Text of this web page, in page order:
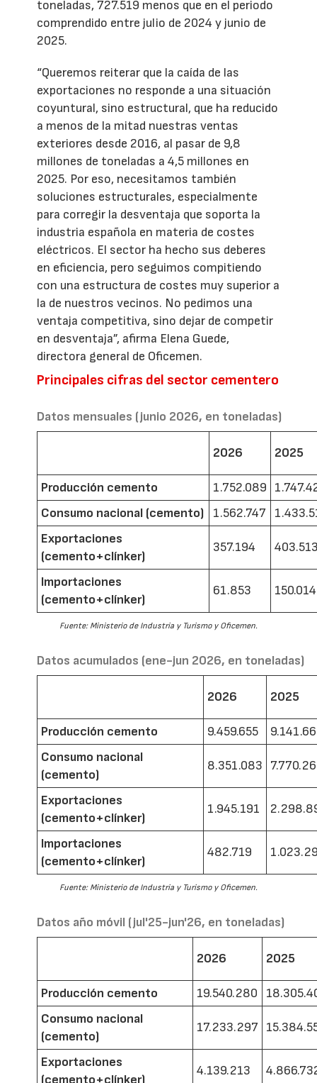
toneladas, 727.519 menos que en el periodo
comprendido entre julio de 2024 y junio de
2025.
“Queremos reiterar que la caída de las
exportaciones no responde a una situación
coyuntural, sino estructural, que ha reducido
a menos de la mitad nuestras ventas
exteriores desde 2016, al pasar de 9,8
millones de toneladas a 4,5 millones en
2025. Por eso, necesitamos también
soluciones estructurales, especialmente
para corregir la desventaja que soporta la
industria española en materia de costes
eléctricos. El sector ha hecho sus deberes
en eficiencia, pero seguimos compitiendo
con una estructura de costes muy superior a
la de nuestros vecinos. No pedimos una
ventaja competitiva, sino dejar de competir
en desventaja”, afirma Elena Guede,
directora general de Oficemen.
Principales cifras del sector cementero
Datos mensuales (junio 2026, en toneladas)
2026 2025
Producción cemento 1.752.089
Consumo nacional (cemento)
1.562.747
Exportaciones
(cemento+clínker)
357.194
Importaciones
(cemento+clínker)
61.853 150.014
Fuente: Ministerio de Industria y Turismo y Oficemen.
Datos acumulados (ene-jun 2026, en toneladas)
2026 2025
Producción cemento 9.459.655
Consumo nacional
(cemento)
8.351.083
Exportaciones
(cemento+clínker)
1.945.191
Importaciones
(cemento+clínker)
482.719
Fuente: Ministerio de Industria y Turismo y Oficemen.
Datos año móvil (jul'25-jun'26, en toneladas)
2026 2025
Producción cemento 19.540.280
Consumo nacional
(cemento)
17.233.297
Exportaciones
(cemento+clínker)
4.139.213